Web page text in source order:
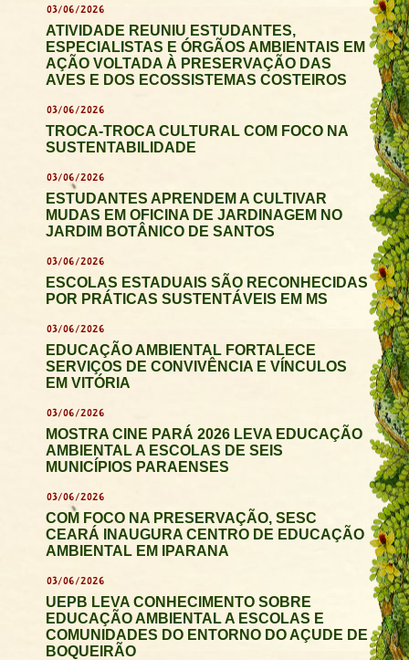
03/06/2026
ATIVIDADE REUNIU ESTUDANTES,
ESPECIALISTAS E ÓRGÃOS AMBIENTAIS EM
AÇÃO VOLTADA À PRESERVAÇÃO DAS
AVES E DOS ECOSSISTEMAS COSTEIROS
03/06/2026
TROCA-TROCA CULTURAL COM FOCO NA
SUSTENTABILIDADE
03/06/2026
ESTUDANTES APRENDEM A CULTIVAR
MUDAS EM OFICINA DE JARDINAGEM NO
JARDIM BOTÂNICO DE SANTOS
03/06/2026
ESCOLAS ESTADUAIS SÃO RECONHECIDAS
POR PRÁTICAS SUSTENTÁVEIS EM MS
03/06/2026
EDUCAÇÃO AMBIENTAL FORTALECE
SERVIÇOS DE CONVIVÊNCIA E VÍNCULOS
EM VITÓRIA
03/06/2026
MOSTRA CINE PARÁ 2026 LEVA EDUCAÇÃO
AMBIENTAL A ESCOLAS DE SEIS
MUNICÍPIOS PARAENSES
03/06/2026
COM FOCO NA PRESERVAÇÃO, SESC
CEARÁ INAUGURA CENTRO DE EDUCAÇÃO
AMBIENTAL EM IPARANA
03/06/2026
UEPB LEVA CONHECIMENTO SOBRE
EDUCAÇÃO AMBIENTAL A ESCOLAS E
COMUNIDADES DO ENTORNO DO AÇUDE DE
BOQUEIRÃO